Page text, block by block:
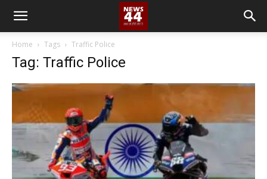
Home Tags Traffic Police
Tag: Traffic Police